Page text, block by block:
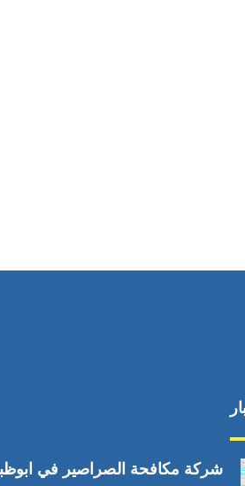
شركة مكافحة الصراصير في